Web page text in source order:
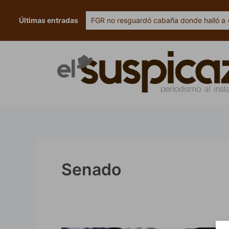
Últimas entradas FGR no resguardó cabaña donde halló
Senado